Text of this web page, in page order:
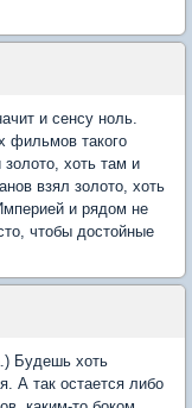
и сенсу ноль.
фильмов такого
хоть там и
взял золото, хоть
и рядом не
чтобы достойные
Будешь хоть
А так остается либо